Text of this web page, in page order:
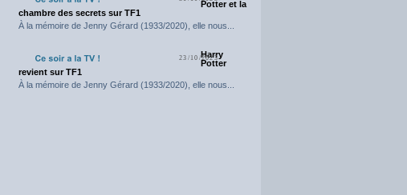
Potter et la
chambre des secrets sur TF1
À la mémoire de Jenny Gérard (1933/2020), elle nous...
23/10/2023
Harry
Potter
revient sur TF1
À la mémoire de Jenny Gérard (1933/2020), elle nous...